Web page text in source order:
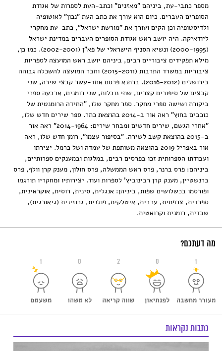
מספר כתבי-עת, ביניהם "מאזנים" וכתב-העת לספרות של אגודת
הסופרים העברים. כיום הוא עורך את כתב העת "נכון" לאוטופיה
ולדיסטופיה וכן הקים ועורך את "מורשת ישראל", כתב-עת מחקרי
ליודאיקה. היה יושב ראש אגודת הסופרים העברים במדינת ישראל
(2000-1995) ונשיא הסניף הישראלי של פא"ן (2002-2001). כמו כן,
מילא תפקידים ציבוריים רבים, ביניהם יושב ראש המועצה לספריות
ציבוריות במשרד התרבות (2015-2011) וחבר המועצה להשכלה גבוהה
בירושלים (2016-2012). ברתנא פרסם אחד-עשר קבצי שירה, שני
קבצים של סיפורים קצרים, שתי נובלות, שני רומנים, ארבעה ספרי
ביקורת ושישה ספרי מחקר. ספר מחקר שלו, "החידה הרומנטית של
כוכבים בחוץ" ראה אור ב-2014 בהוצאת כתר. ספר שירים חדש שלו,
"אחרי הגשם, שירים חדשים ומבחר שירים: 2014-1964" ראה אור
ב-2015 בהוצאת קשב לשירה. "בסיפור עצמו", רומן חדש שלו, ראה
אור באפריל 2019 בהוצאה משותפת של עמדה ושל כרמל. יצירתו
ועבודתו הספרותית זכו בפרסים רבים, במלגות ובמענקים ספרותיים,
ביניהם: פרס ברנר, פרס ראש הממשלה, פרס חולון, מענק קרן וולף, פרס
ברנשטיין, מענק קרן רבינוביץ' לספרות ועוד. יצירותיו ומחקריו תורגמו
ופורסמו בכשלושים שפות, ביניהן: אנגלית, סינית, רוסית, אוקראינית,
ספרדית, צרפתית, ערבית, איטלקית, פולנית, גרוזינית (גיאורגית),
שבדית, רומנית וקרואטית.
מה דעתכם?
1 0 2 0 1
כתבות נקראות